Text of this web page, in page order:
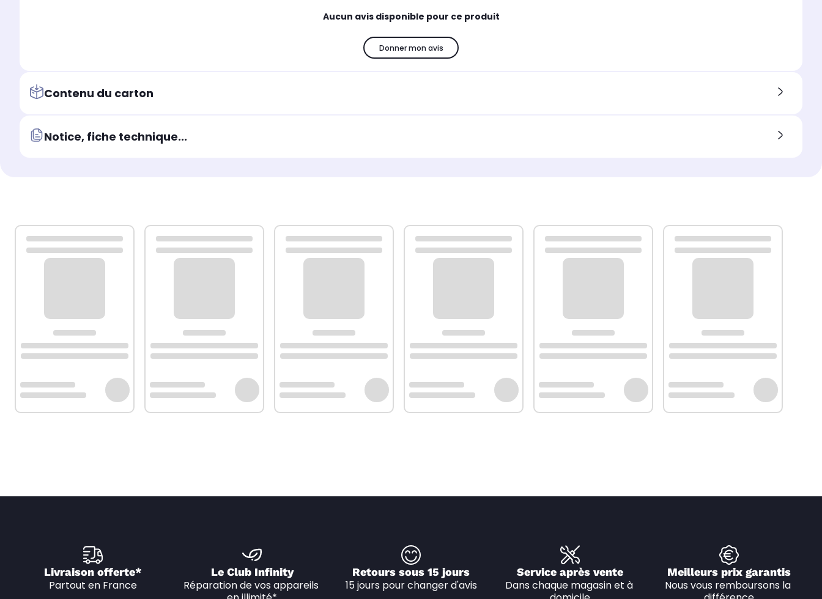
Aucun avis disponible pour ce produit
Donner mon avis
Contenu du carton
Notice, fiche technique...
Livraison offerte*
Partout en France
Le Club Infinity
Réparation de vos appareils
Retours sous 15 jours
15 jours pour changer d'avis
Service après vente
Dans chaque magasin et à
Meilleurs prix garantis
Nous vous remboursons la